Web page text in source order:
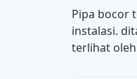
Pipa bocor
instalasi.
terlihat